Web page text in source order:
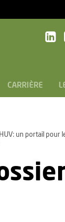
CARRIÈRE
un portail pour